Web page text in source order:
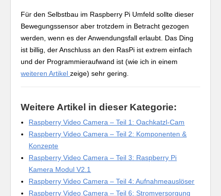
Für den Selbstbau im Raspberry Pi Umfeld sollte dieser
Bewegungssensor aber trotzdem in Betracht gezogen
werden, wenn es der Anwendungsfall erlaubt. Das Ding
ist billig, der Anschluss an den RasPi ist extrem einfach
und der Programmieraufwand ist (wie ich in einem
weiteren Artikelzeige) sehr gering.
Weitere Artikel in dieser Kategorie:
Raspberry Video Camera – Teil 1: Oachkatzl-Cam
Raspberry Video Camera – Teil 2: Komponenten &
Konzepte
Raspberry Video Camera – Teil 3: Raspberry Pi
Kamera Modul V2.1
Raspberry Video Camera – Teil 4: Aufnahmeauslöser
Raspberry Video Camera – Teil 6: Stromversorgung